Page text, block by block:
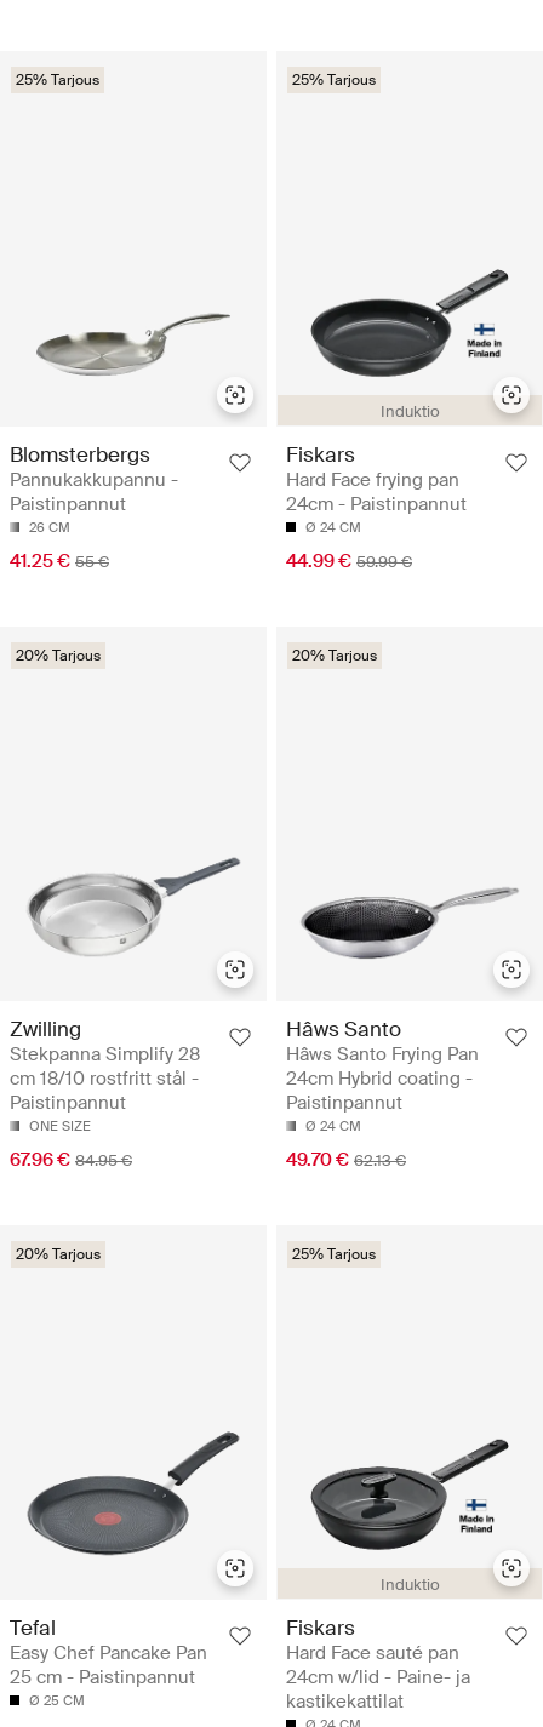
25% Tarjous
Blomsterbergs
Pannukakkupannu -
Paistinpannut
26 CM
41.25 € 55 €
Induktio
25% Tarjous
Fiskars
Hard Face frying pan
24cm - Paistinpannut
Ø 24 CM
44.99 € 59.99 €
20% Tarjous
Zwilling
Stekpanna Simplify 28
cm 18/10 rostfritt stål -
Paistinpannut
ONE SIZE
67.96 € 84.95 €
20% Tarjous
Hâws Santo
Hâws Santo Frying Pan
24cm Hybrid coating -
Paistinpannut
Ø 24 CM
49.70 € 62.13 €
20% Tarjous
Tefal
Easy Chef Pancake Pan
25 cm - Paistinpannut
Ø 25 CM
Induktio
25% Tarjous
Fiskars
Hard Face sauté pan
24cm w/lid - Paine- ja
kastikekattilat